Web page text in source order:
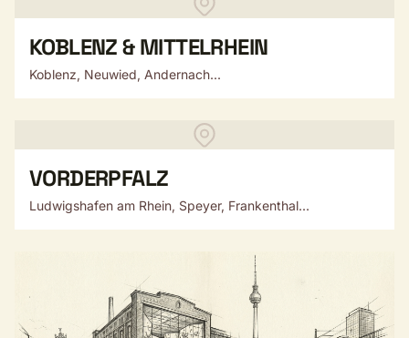
KOBLENZ & MITTELRHEIN
Koblenz, Neuwied, Andernach...
VORDERPFALZ
Ludwigshafen am Rhein, Speyer, Frankenthal...